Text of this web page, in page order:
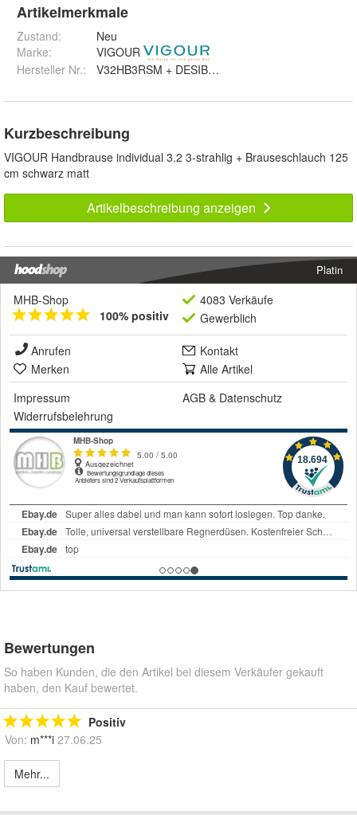
Artikelmerkmale
Zustand:
Neu
Marke:
VIGOUR
Hersteller Nr.:
V32HB3RSM + DESIBS125SM
Kurzbeschreibung
VIGOUR Handbrause individual 3.2 3-strahlig + Brauseschlauch 125
cm schwarz matt
Artikelbeschreibung anzeigen
Platin
MHB-Shop
100% positiv
4083 Verkäufe
Gewerblich
Anrufen
Kontakt
Merken
Alle Artikel
Impressum
AGB & Datenschutz
Widerrufsbelehrung
Bewertungen
So haben Kunden, die den Artikel bei diesem Verkäufer gekauft
haben, den Kauf bewertet.
Positiv
Von: m***i 27.06.25
Mehr...